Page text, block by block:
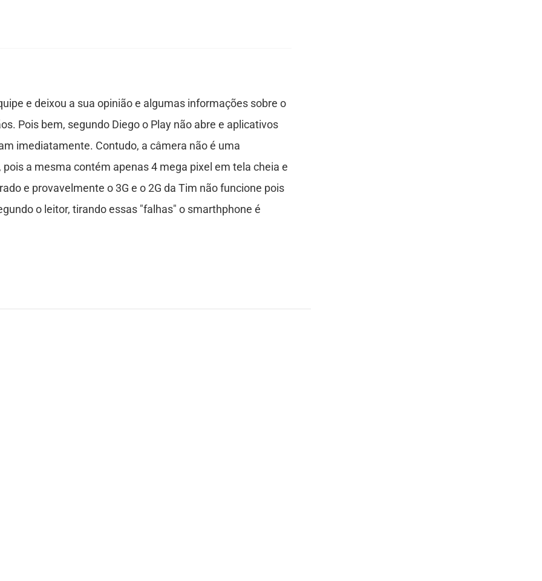
e deixou a sua opinião e algumas informações sobre o
Pois bem, segundo Diego o Play não abre e aplicativos
imediatamente. Contudo, a câmera não é uma
a mesma contém apenas 4 mega pixel em tela cheia e
e provavelmente o 3G e o 2G da Tim não funcione pois
o leitor, tirando essas "falhas" o smarthphone é